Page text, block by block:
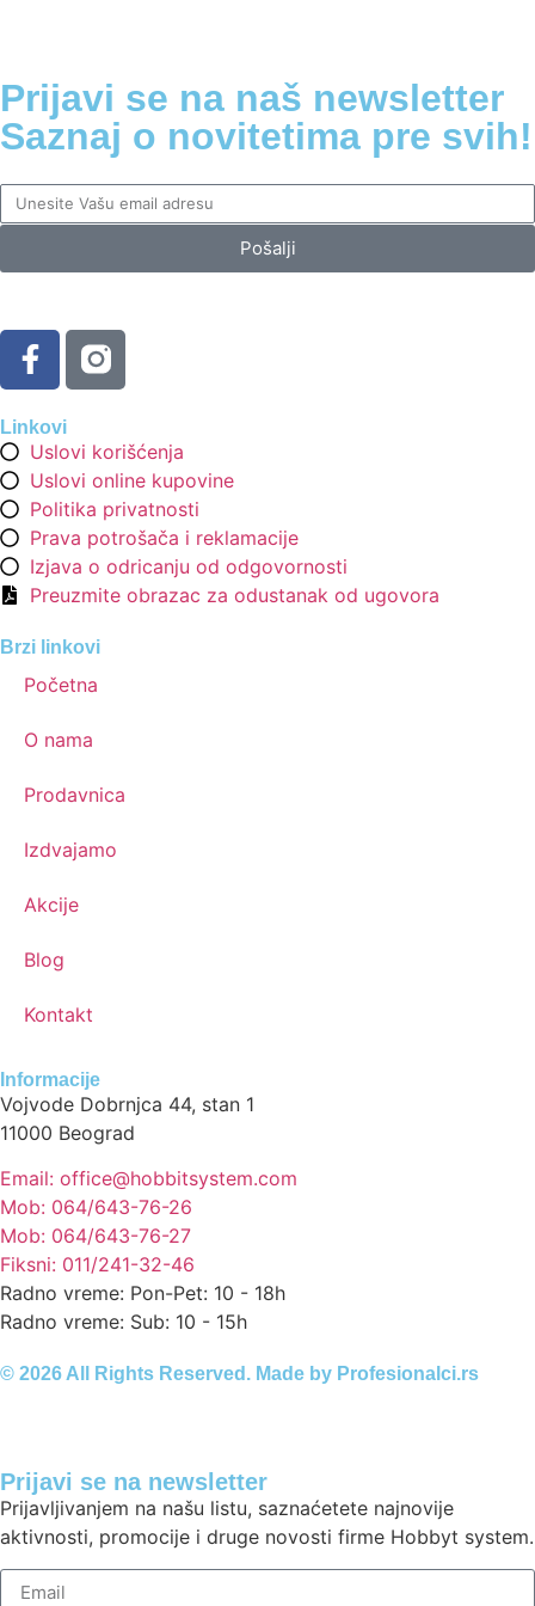
Prijavi se na naš newsletter
Saznaj o novitetima pre svih!
Pošalji
Linkovi
Uslovi korišćenja
Uslovi online kupovine
Politika privatnosti
Prava potrošača i reklamacije
Izjava o odricanju od odgovornosti
Preuzmite obrazac za odustanak od ugovora
Brzi linkovi
Početna
O nama
Prodavnica
Izdvajamo
Akcije
Blog
Kontakt
Informacije
Vojvode Dobrnjca 44, stan 1
11000 Beograd
Email: office@hobbitsystem.com
Mob: 064/643-76-26
Mob: 064/643-76-27
Fiksni: 011/241-32-46
Radno vreme: Pon-Pet: 10 - 18h
Radno vreme: Sub: 10 - 15h
© 2026 All Rights Reserved. Made by Profesionalci.rs
Prijavi se na newsletter
Prijavljivanjem na našu listu, saznaćetete najnovije
aktivnosti, promocije i druge novosti firme Hobbyt system.